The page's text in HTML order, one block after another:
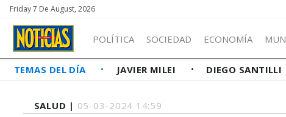
Friday 7 De August, 2026
POLÍTICA SOCIEDAD ECONOMÍA
TEMAS DEL DÍA JAVIER MILEI DIEGO SANTILLI
SALUD | 05-03-2024 14:59